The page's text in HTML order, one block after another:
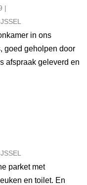
|
in ons
goed geholpen door
afspraak geleverd en
parket met
en toilet. En